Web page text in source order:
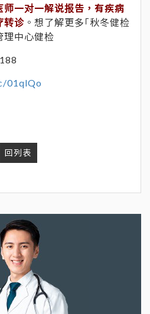
一对一解说报告，有疾病
转诊 。想了解更多｢秋冬健检
理中心健检
01qlQo
回列表